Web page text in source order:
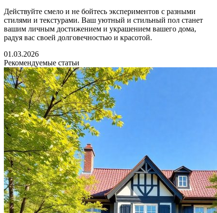
Действуйте смело и не бойтесь экспериментов с разными
стилями и текстурами. Ваш уютный и стильный пол станет
вашим личным достижением и украшением вашего дома,
радуя вас своей долговечностью и красотой.
01.03.2026
Рекомендуемые статьи